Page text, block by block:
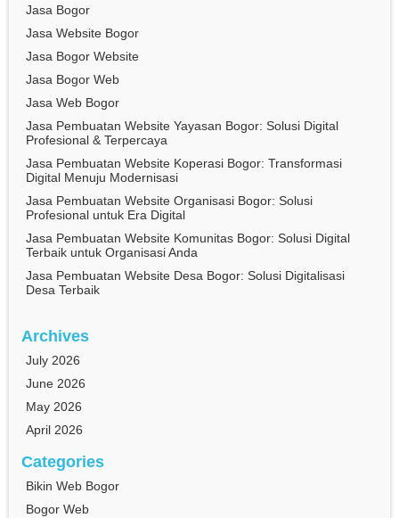
Jasa Bogor
Jasa Website Bogor
Jasa Bogor Website
Jasa Bogor Web
Jasa Web Bogor
Jasa Pembuatan Website Yayasan Bogor: Solusi Digital
Profesional & Terpercaya
Jasa Pembuatan Website Koperasi Bogor: Transformasi
Digital Menuju Modernisasi
Jasa Pembuatan Website Organisasi Bogor: Solusi
Profesional untuk Era Digital
Jasa Pembuatan Website Komunitas Bogor: Solusi Digital
Terbaik untuk Organisasi Anda
Jasa Pembuatan Website Desa Bogor: Solusi Digitalisasi
Desa Terbaik
Archives
July 2026
June 2026
May 2026
April 2026
Categories
Bikin Web Bogor
Bogor Web